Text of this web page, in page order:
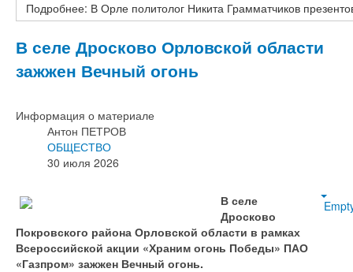
Подробнее: В Орле политолог Никита Грамматчиков
В селе Дросково Орловской области
зажжен Вечный огонь
Информация о материале
Антон ПЕТРОВ
ОБЩЕСТВО
30 июля 2026
В селе
Дросково
Покровского района Орловской области в рамках
Всероссийской акции «Храним огонь Победы» ПАО
«Газпром» зажжен Вечный огонь.